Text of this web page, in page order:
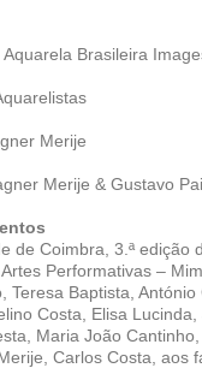
Aquarela Brasileira
Merije
Merije & Gustavo
de Coimbra, 3.ª edição
Performativas –
Teresa Baptista, António
Costa, Elisa Lucinda,
Maria João Cantinho,
Carlos Costa, aos